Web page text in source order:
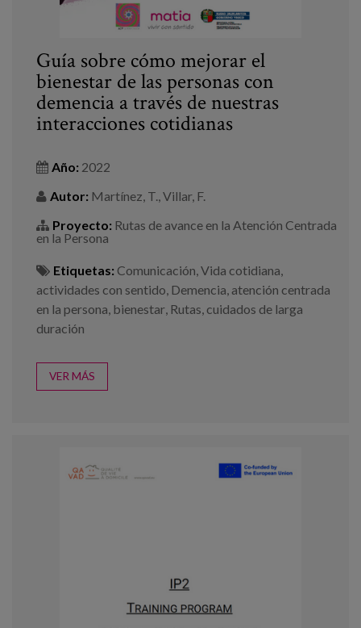
Guía sobre cómo mejorar el
bienestar de las personas con
demencia a través de nuestras
interacciones cotidianas
Año: 2022
Autor: Martínez, T., Villar, F.
Proyecto: Rutas de avance en la Atención Centrada
en la Persona
Etiquetas: Comunicación,Vida cotidiana,
actividades con sentido, Demencia, atención centrada
en la persona, bienestar, Rutas, cuidados de larga
duración
VER MÁS